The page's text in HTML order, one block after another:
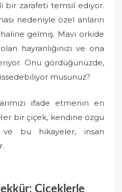
bir zarafeti temsil ediyor.
nedeniyle özel anların
gelmiş. Mavi orkide
hayranlığınızı ve ona
Onu gördüğünüzde,
musunuz?
ifade etmenin en
bir çiçek, kendine özgü
ve bu hikayeler, insan
Çiçeklerle